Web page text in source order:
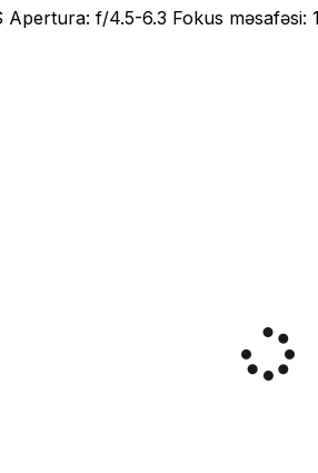
f/4.5-6.3 Fokus məsafəsi: